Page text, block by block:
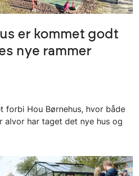
er kommet godt
nye rammer
forbi Hou Børnehus, hvor både
alvor har taget det nye hus og